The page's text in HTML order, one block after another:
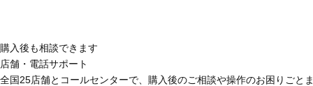
購入後も相談できます
店舗・電話サポート
全国25店舗とコールセンターで、購入後のご相談や操作のお困りごと